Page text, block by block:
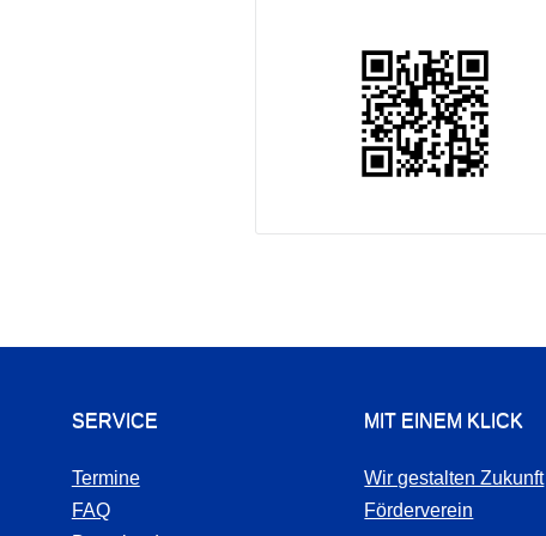
SERVICE
Termine
FAQ
MIT EINEM KLICK
Wir gestalten Zukunft
Förderverein